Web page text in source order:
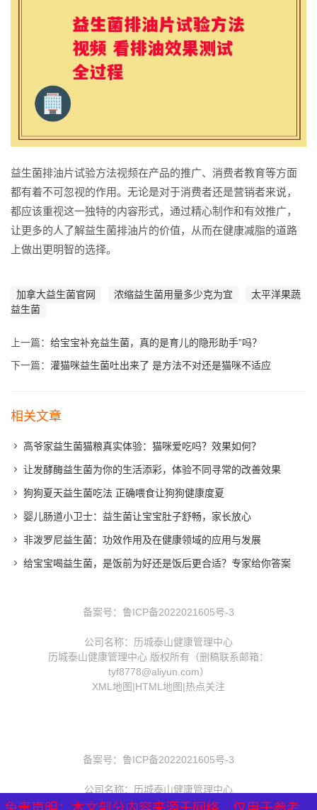
益生菌排油片试验方法视频在产品的推广、消费者教育等方面
都有着不可忽视的作用。无论是对于消费者还是营销者来说，
都应该重视这一独特的内容形式，通过精心制作和有效推广，
让更多的人了解益生菌排油片的价值，从而在健康减脂的道路
上做出更明智的选择。
加拿大益生菌官网 浓缩益生菌用量多少克为宜
太平洋果蔬
益生菌
上一篇： 给宝宝补充益生菌，真的是育儿的隐形助手”吗？
下一篇： 灌猫咪益生菌吐出来了 是方法不对还是猫咪不适应
相关文章
高爷家益生菌猫粮真实体验：猫咪爱吃吗？效果如何？
让发酵酶益生菌为你的生活添彩，体验不同寻常的改善效果
狗狗夏天益生菌吃法 正确喂食让狗狗健康度夏
婴儿肠道小卫士：益生菌让宝宝肚子舒畅，家长放心
非泼罗尼益生菌：功效作用及在健康领域的应用与发展
给宝宝喝益生菌，是饭前为好还是饭后更合适？专家给你答案
备案号： 鲁ICP备2022021605号-3
公司名称：历城泰山健康管理中心
历城泰山健康管理中心 版权所有（删稿联系邮箱：
tyf8778@aliyun.com）
XML地图|HTML地图|热点关注
备案号： 鲁ICP备2022021605号-3
公司名称：历城泰山健康管理中心
历城泰山健康管理中心 版权所有（删稿联系邮箱：